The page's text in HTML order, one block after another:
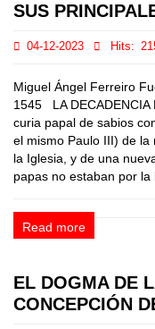
SUS
04-12-2023 Hits:
Miguel Ángel Ferreiro
1545 LA DECADENCIA
curia papal de sabios
el mismo Paulo III) de
la Iglesia, y de una
papas no estaban por la
Read more
EL DOGMA DE
CONCEPCIÓN